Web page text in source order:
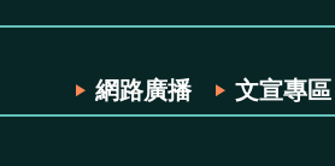
網路廣播 文宣專區